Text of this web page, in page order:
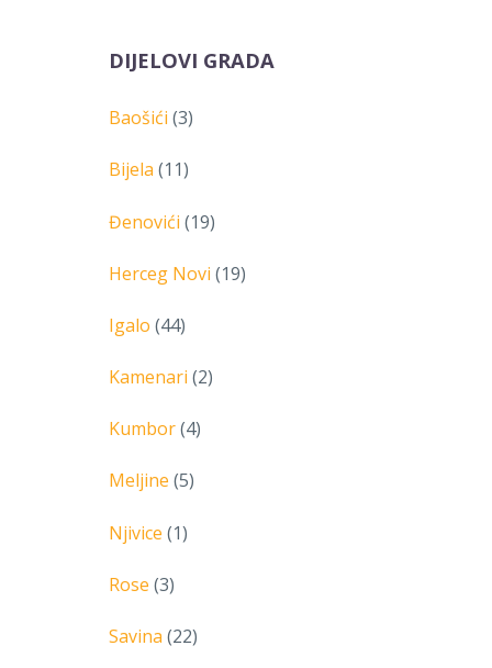
DIJELOVI GRADA
Baošići (3)
Bijela (11)
Đenovići (19)
Herceg Novi (19)
Igalo (44)
Kamenari (2)
Kumbor(4)
Meljine (5)
Njivice (1)
Rose (3)
Savina (22)